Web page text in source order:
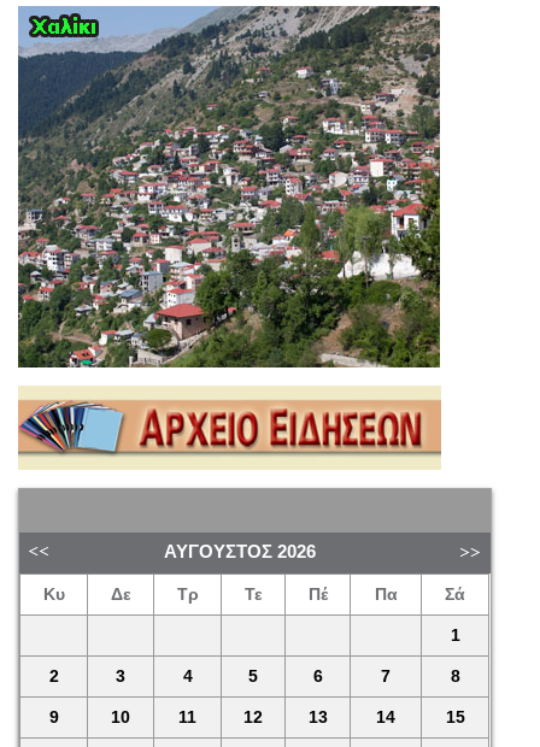
ΑΎΓΟΥΣΤΟΣ 2026
Κυ Δε Τρ Τε Πέ Πα Σά
1
2 3 4 5 6 7 8
9 10 11 12 13 14 15